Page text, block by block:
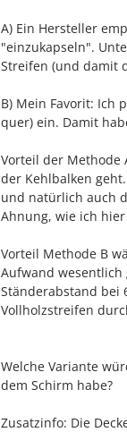
A) Ein Hersteller
"einzukapseln".
Streifen (und damit
B) Mein Favorit: Ich
quer) ein. Damit
Vorteil der Methode
der Kehlbalken
und natürlich auch
Ahnung, wie ich
Vorteil Methode B
Aufwand wesentlich
Ständerabstand bei
Vollholzstreifen
Welche Variante
dem Schirm habe?
Zusatzinfo: Die